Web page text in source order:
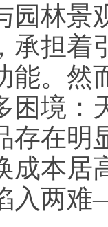
园林景
承担着
能。然
困境：
存在明
成本居
入两